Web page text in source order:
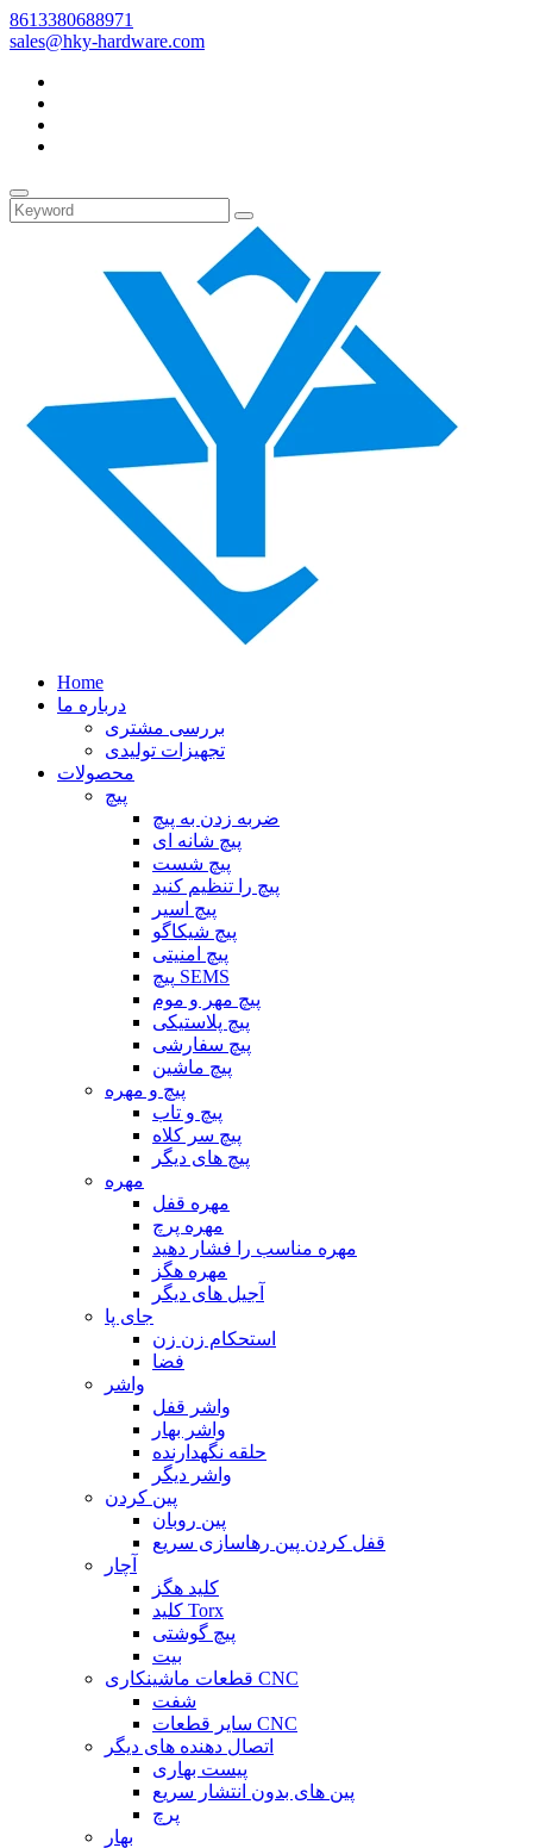
8613380688971
sales@hky-hardware.com
Home
درباره ما
بررسی مشتری
تجهیزات تولیدی
محصولات
پیچ
ضربه زدن به پیچ
پیچ شانه ای
پیچ شست
پیچ را تنظیم کنید
پیچ اسیر
پیچ شیکاگو
پیچ امنیتی
پیچ SEMS
پیچ مهر و موم
پیچ پلاستیکی
پیچ سفارشی
پیچ ماشین
پیچ و مهره
پیچ و تاب
پیچ سر کلاه
پیچ های دیگر
مهره
مهره قفل
مهره پرچ
مهره مناسب را فشار دهید
مهره هگز
آجیل های دیگر
جای پا
استحکام زن زن
فضا
واشر
واشر قفل
واشر بهار
حلقه نگهدارنده
واشر دیگر
پین کردن
پین روبان
قفل کردن پین رهاسازی سریع
آچار
کلید هگز
کلید Torx
پیچ گوشتی
بیت
قطعات ماشینکاری CNC
شفت
سایر قطعات CNC
اتصال دهنده های دیگر
پیست بهاری
پین های بدون انتشار سریع
پرچ
بهار